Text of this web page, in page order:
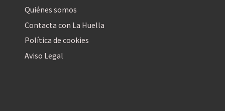
Quiénes somos
Contacta con La Huella
Política de cookies
Aviso Legal